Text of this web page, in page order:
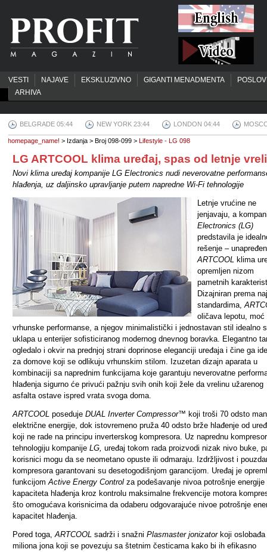
VESTI NAJAVE EKSKLUZIVNO GIGANTI MENADMENTA
ARHIVA
BELGRADE 05:44 NEW YORK 23:44 LONDON 04:44
homepage_name! > Izdanja > Broj 098-099 > Lifestyle - LG 098
LG ARTCOOL klima uređaj, spas od letnje
Novi klima uređaj kompanije LG Electronics nudi neverovatne
hlađenja, uz daljinsko upravljanje putem napredne Wi-Fi tehnologije
Letnje vrućine ne
jenjavaju, a
Electronics (LG)
predstavila je
rešenje –
ARTCOOL klima
opremljen nizom
pametnih
Dizajniran prema
standardima,
oličava lepotu, moć
vrhunske performanse, a njegov minimalistički i jednostavan stil idealno
uklapa u enterijer sofisticiranog modernog dnevnog boravka. Elegantno
ogledalo i okvir na prednjoj strani doprinose eleganciji uređaja i čine ga
za domove koji se odlikuju vrhunskim stilom. Izuzetan dizajn aparata u
kombinaciji sa naprednim funkcijama koje garantuju neverovatne
hlađenja sigurno će privući pažnju svih onih koji žele da vrelinu užarenog
asfalta ostave ispred vrata svoga doma.
ARTCOOL poseduje DUAL Inverter Compressor™ koji troši 70 odsto
električne energije, dok istovremeno pruža 40 odsto brže hlađenje od
koji ne rade na principu inverterskog kompresora. Uz naprednu
tehnologiju kompanije LG, uređaj tokom rada proizvodi nizak nivo buke,
korisnici mogu da se neometano opuste ili odmaraju. Izdržljivost i
kompresora garantovani su desetogodišnjom garancijom. Uređaj je
funkcijomActive Energy Control za podešavanje nivoa potrošnje energije
kapaciteta hlađenja kroz kontrolu maksimalne frekvencije motora
što omogućava korisnicima da odaberu odgovarajuće nivoe potrošnje
kapacitet hlađenja.
Pored toga,ARTCOOL sadrži i snažni Plasmaster jonizatorkoji oslobađa
miliona jona koji se povezuju sa štetnim česticama kako bi ih efikasno